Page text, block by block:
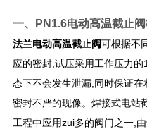
一、 PN1.6电动高温截止阀
法兰电动高温截止阀可根据不
应的密封,试压采用工作压力
态下不会发生泄漏,同时保证
密封不严的现像。焊接式电站
工程中应用zui多的阀门之一,